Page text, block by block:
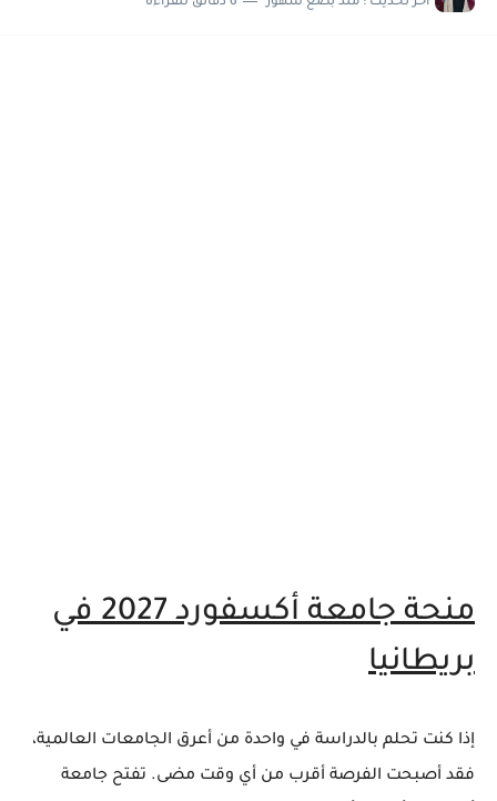
منحة جامعة أكسفورد 2027 في
بريطانيا
إذا كنت تحلم بالدراسة في واحدة من أعرق الجامعات العالمية،
فقد أصبحت الفرصة أقرب من أي وقت مضى. تفتح جامعة